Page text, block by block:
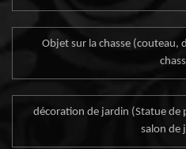
Objet sur la chasse (couteau,
décoration de jardin (Statue de
salon de